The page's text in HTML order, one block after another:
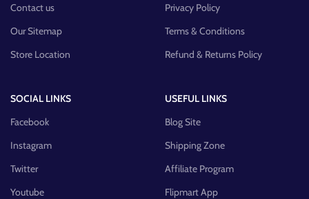
Contact us
Our Sitemap
Store Location
Privacy Policy
Terms & Conditions
Refund & Returns Policy
SOCIAL LINKS
Facebook
Instagram
Twitter
Youtube
USEFUL LINKS
Blog Site
Shipping Zone
Affiliate Program
Flipmart App